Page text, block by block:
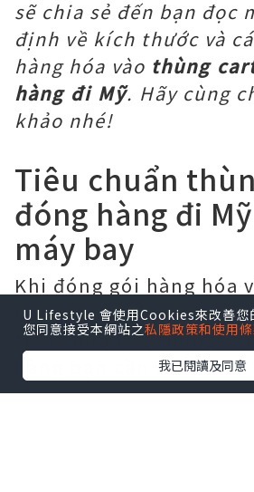
sẽ chia sẻ đến bạn đọc
định về kích thước và
hàng hóa vào thùng
hàng đi Mỹ. Hãy cùng
khảo nhé!
Tiêu chuẩn
đóng hàng đi
máy bay
Khi đóng gói hàng hóa
bằng đường hàng
tiêu chuẩn về thùng
hàng bạn cần lưu ý như
U Lifestyle 會使用Cookies來改善您
您同意接受本網站之私隱政策和使用
我已閱讀及同意